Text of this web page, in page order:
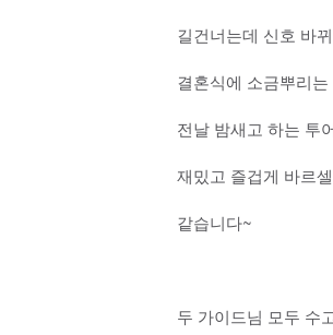
길건너는데 신호 바
결혼식에 소금뿌리
전날 밤새고 하는 투
재밌고 즐겁게 바르
같습니다~
두 가이드님 모두 수